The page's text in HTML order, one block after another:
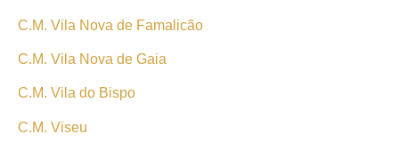
C.M. Vila Nova de Famalicão
C.M. Vila Nova de Gaia
C.M. Vila do Bispo
C.M. Viseu